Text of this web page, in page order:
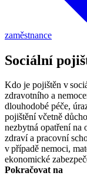
zaměstnance
Sociální
Kdo je pojištěn v
zdravotního a
dlouhodobé péče,
pojištění včetně
nezbytná opatření na
zdraví a pracovní
v případě nemoci,
ekonomické
Pokračovat na